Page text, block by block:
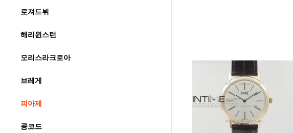
로져드뷔
해리윈스턴
모리스라크로아
브레게
피아제
콩코드